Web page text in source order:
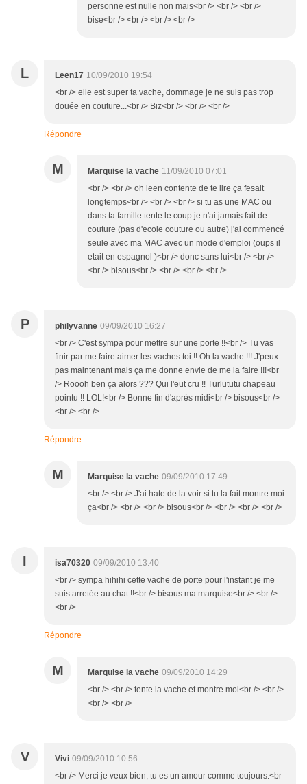
personne est nulle non mais<br /> <br /> <br />
bise<br /> <br /> <br /> <br />
L Leen17 10/09/2010 19:54
<br /> elle est super ta vache, dommage je ne suis pas trop
douée en couture...<br /> Biz<br /> <br /> <br />
Répondre
M Marquise la vache 11/09/2010 07:01
<br /> <br /> oh leen contente de te lire ça fesait
longtemps<br /> <br /> <br /> si tu as une MAC ou
dans ta famille tente le coup je n'ai jamais fait de
couture (pas d'ecole couture ou autre) j'ai commencé
seule avec ma MAC avec un mode d'emploi (oups il
etait en espagnol )<br /> donc sans lui<br /> <br />
<br /> bisous<br /> <br /> <br /> <br />
P philyvanne 09/09/2010 16:27
<br /> C'est sympa pour mettre sur une porte !!<br /> Tu vas
finir par me faire aimer les vaches toi !! Oh la vache !!! J'peux
pas maintenant mais ça me donne envie de me la faire !!!<br
/> Roooh ben ça alors ??? Qui l'eut cru !! Turlututu chapeau
pointu !! LOL!<br /> Bonne fin d'après midi<br /> bisous<br />
<br /> <br />
Répondre
M Marquise la vache 09/09/2010 17:49
<br /> <br /> J'ai hate de la voir si tu la fait montre moi
ça<br /> <br /> <br /> bisous<br /> <br /> <br /> <br />
I isa70320 09/09/2010 13:40
<br /> sympa hihihi cette vache de porte pour l'instant je me
suis arretée au chat !!<br /> bisous ma marquise<br /> <br />
<br />
Répondre
M Marquise la vache 09/09/2010 14:29
<br /> <br /> tente la vache et montre moi<br /> <br />
<br /> <br />
V Vivi 09/09/2010 10:56
<br /> Merci je veux bien, tu es un amour comme toujours.<br